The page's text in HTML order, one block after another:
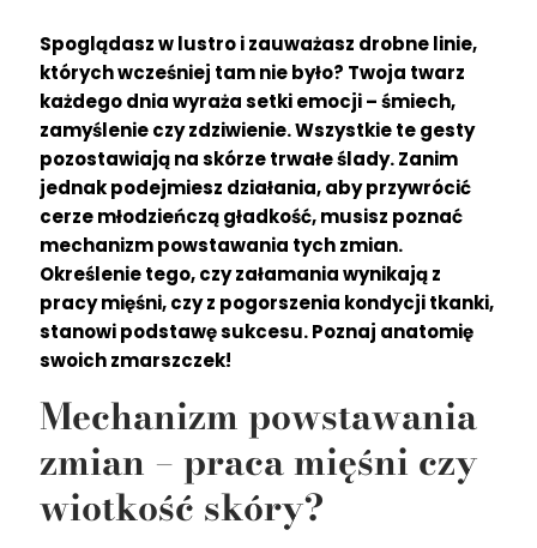
Spoglądasz w lustro i zauważasz drobne linie,
których wcześniej tam nie było? Twoja twarz
każdego dnia wyraża setki emocji – śmiech,
zamyślenie czy zdziwienie. Wszystkie te gesty
pozostawiają na skórze trwałe ślady. Zanim
jednak podejmiesz działania, aby przywrócić
cerze młodzieńczą gładkość, musisz poznać
mechanizm powstawania tych zmian.
Określenie tego, czy załamania wynikają z
pracy mięśni, czy z pogorszenia kondycji tkanki,
stanowi podstawę sukcesu. Poznaj anatomię
swoich zmarszczek!
Mechanizm powstawania
zmian – praca mięśni czy
wiotkość skóry?